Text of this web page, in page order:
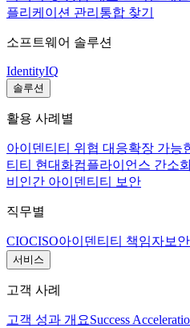
플리케이션 관리 통합 찾기
소프트웨어 솔루션
IdentityIQ
솔루션
활용 사례별
아이덴티티 위협 대응확장 가능
티티 현대화컴플라이언스 간소
비인간 아이덴티티 보안
직무별
CIOCISO아이덴티티 책임자보
서비스
고객 사례
고객 성과 개요Success